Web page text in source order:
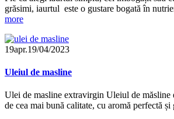
grăsimi, iaurtul este o gustare bogată în
more
19apr.19/04/2023
Uleiul de masline
Ulei de masline extravirgin Uleiul de măsline
de cea mai bună calitate, cu aromă perfectă și